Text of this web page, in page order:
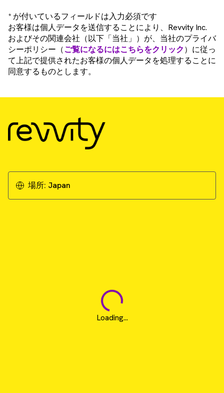
* が付いているフィールドは入力必須です
お客様は個人データを送信することにより、Revvity Inc.
およびその関連会社（以下「当社」）が、当社のプライバ
シーポリシー（ご覧になるにはこちらをクリック）に従っ
て上記で提供されたお客様の個人データを処理することに
同意するものとします。
場所: Japan
Loading...